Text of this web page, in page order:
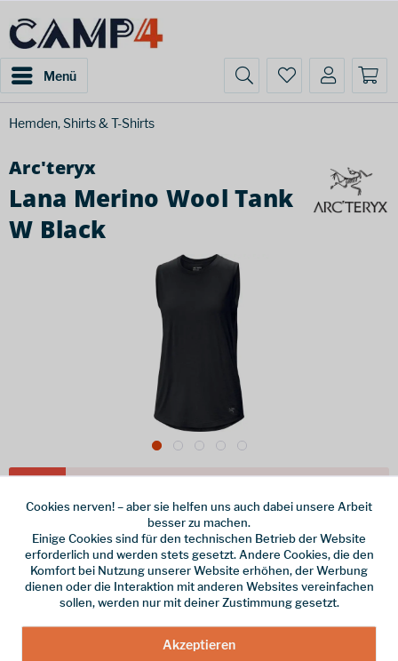
Menü
Hemden, Shirts & T-Shirts
Arc'teryx
Lana Merino Wool Tank
W Black
80,00 € *
inkl. MwSt./ Versandkostenfrei!
Größe
Merken
Cookies nerven! – aber sie helfen uns auch dabei unsere Arbeit
besser zu machen.
Einige Cookies sind für den technischen Betrieb der Website
erforderlich und werden stets gesetzt. Andere Cookies, die den
Komfort bei Nutzung unserer Website erhöhen, der Werbung
dienen oder die Interaktion mit anderen Websites vereinfachen
sollen, werden nur mit deiner Zustimmung gesetzt.
Akzeptieren